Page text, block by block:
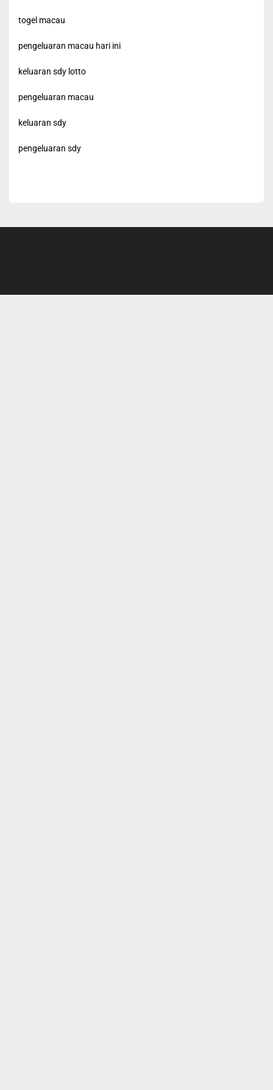
togel macau
pengeluaran macau hari ini
keluaran sdy lotto
pengeluaran macau
keluaran sdy
pengeluaran sdy